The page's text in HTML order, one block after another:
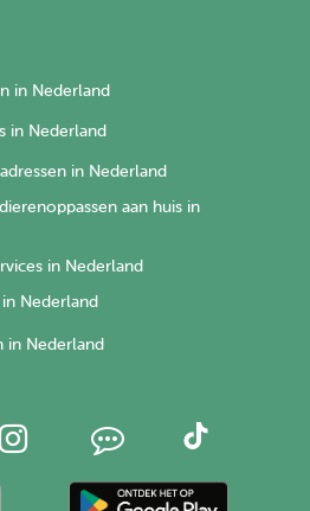
in Nederland
in Nederland
in Nederland
aan huis in
in Nederland
Nederland
in Nederland